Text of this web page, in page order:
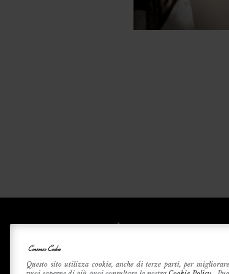
Consenso Cookie
Questo sito utilizza cookie, anche di terze parti, per